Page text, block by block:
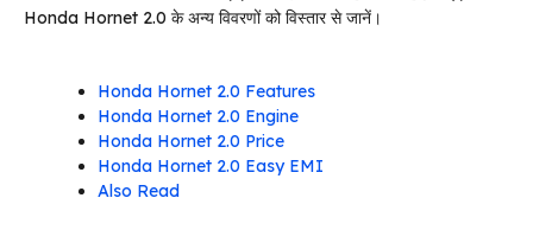
Honda Hornet 2.0 के अन्य विवरणों को विस्तार से जानें।
Honda Hornet 2.0 Features
Honda Hornet 2.0 Engine
Honda Hornet 2.0 Price
Honda Hornet 2.0 Easy EMI
Also Read